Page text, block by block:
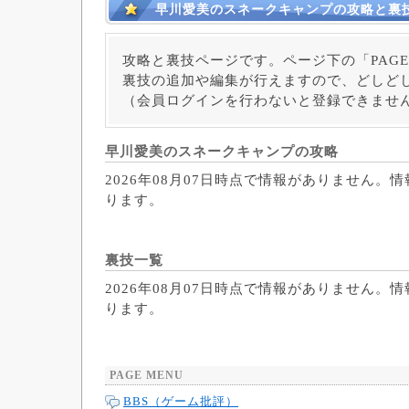
早川愛美のスネークキャンプの攻略と裏
攻略と裏技ページです。ページ下の「
裏技の追加や編集が行えますので、どしど
（会員ログインを行わないと登録できませ
早川愛美のスネークキャンプの攻略
2026年08月07日時点で情報がありません。
ります。
裏技一覧
2026年08月07日時点で情報がありません。
ります。
PAGE MENU
BBS（ゲーム批評）